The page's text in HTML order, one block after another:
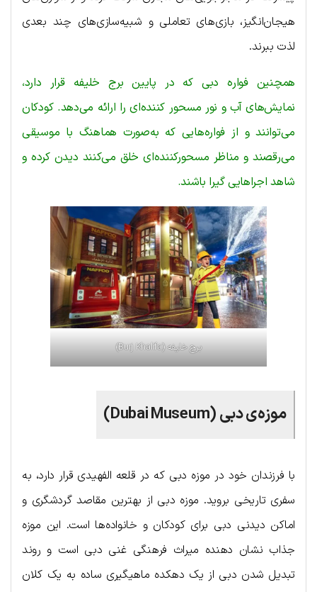
هیجان‌انگیز، بازی‌های تعاملی و شبیه‌سازی‌های چند بعدی
لذت ببرند.
همچنین فواره دبی که در پایین برج خلیفه قرار دارد،
نمایش‌های آب و نور مسحور کننده‌ای را ارائه می‌دهد. کودکان
می‌توانند و از فواره‌هایی که به‌صورت هماهنگ با موسیقی
می‌رقصند و مناظر مسحورکننده‌ای خلق می‌کنند دیدن کرده و
شاهد اجراهایی گیرا باشند.
برج خلیفه (Burj Khalifa)
موزه‌ی دبی (Dubai Museum)
با فرزندان خود در موزه دبی که در قلعه الفهیدی قرار دارد، به
سفری تاریخی بروید. موزه دبی از بهترین مقاصد گردشگری و
اماکن دیدنی دبی برای کودکان و خانواده‌ها است. این موزه
جذاب نشان دهنده میراث فرهنگی غنی دبی است و روند
تبدیل شدن دبی از یک دهکده ماهیگیری ساده به یک کلان